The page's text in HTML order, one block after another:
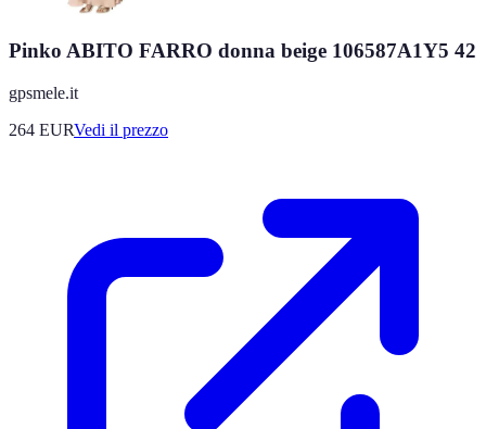
Pinko ABITO FARRO donna beige 106587A1Y5 42
gpsmele.it
264 EURVedi il prezzo